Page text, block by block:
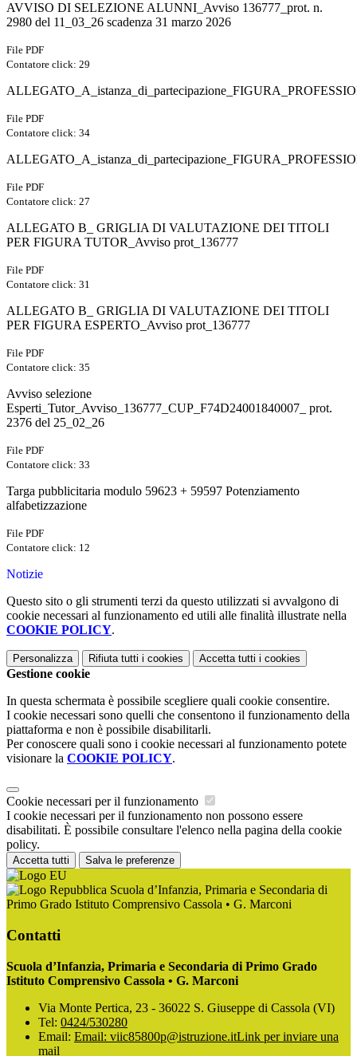
AVVISO DI SELEZIONE ALUNNI_Avviso 136777_prot. n.
2980 del 11_03_26 scadenza 31 marzo 2026
File PDF
Contatore click: 29
File PDF
Contatore click: 34
File PDF
Contatore click: 27
ALLEGATO B_ GRIGLIA DI VALUTAZIONE DEI TITOLI
PER FIGURA TUTOR_Avviso prot_136777
File PDF
Contatore click: 31
ALLEGATO B_ GRIGLIA DI VALUTAZIONE DEI TITOLI
PER FIGURA ESPERTO_Avviso prot_136777
File PDF
Contatore click: 35
Avviso selezione
Esperti_Tutor_Avviso_136777_CUP_F74D24001840007_ prot.
2376 del 25_02_26
File PDF
Contatore click: 33
Targa pubblicitaria modulo 59623 + 59597 Potenziamento
alfabetizzazione
File PDF
Contatore click: 12
Notizie
Questo sito o gli strumenti terzi da questo utilizzati si avvalgono di
cookie necessari al funzionamento ed utili alle finalità illustrate nella
COOKIE POLICY.
Personalizza Rifiuta tutti i cookies Accetta tutti i cookies
Gestione cookie
In questa schermata è possibile scegliere quali cookie consentire.
I cookie necessari sono quelli che consentono il funzionamento della
piattaforma e non è possibile disabilitarli.
Per conoscere quali sono i cookie necessari al funzionamento potete
visionare la COOKIE POLICY.
Cookie necessari per il funzionamento
I cookie necessari per il funzionamento non possono essere
disabilitati. È possibile consultare l'elenco nella pagina della cookie
policy.
Accetta tutti Salva le preferenze
Scuola d’Infanzia, Primaria e Secondaria di
Primo Grado Istituto Comprensivo Cassola • G. Marconi
Contatti
Scuola d’Infanzia, Primaria e Secondaria di Primo Grado
Istituto Comprensivo Cassola • G. Marconi
Via Monte Pertica, 23 - 36022 S. Giuseppe di Cassola (VI)
Tel: 0424/530280
Email: Email: viic85800p@istruzione.itLink per inviare una
mail